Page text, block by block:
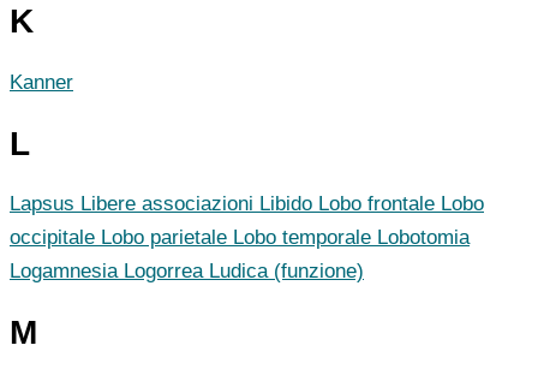
K
Kanner
L
Lapsus Libere associazioni Libido Lobo frontale Lobo
occipitale Lobo parietale Lobo temporale Lobotomia
Logamnesia Logorrea Ludica (funzione)
M